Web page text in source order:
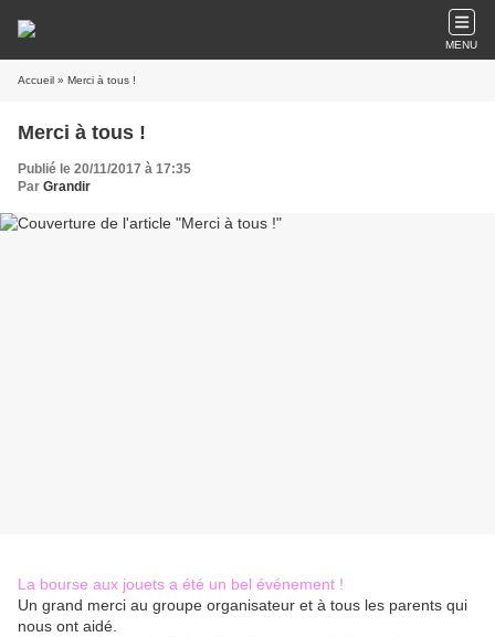
MENU
Accueil » Merci à tous !
Merci à tous !
Publié le 20/11/2017 à 17:35
Par Grandir
La bourse aux jouets a été un bel événement !
Un grand merci au groupe organisateur et à tous les parents qui
nous ont aidé.